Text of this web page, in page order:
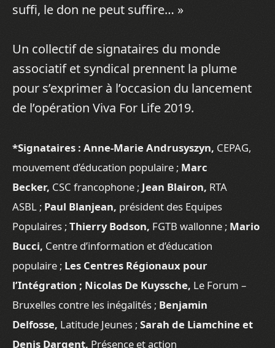
suffi, le don ne peut suffire… »
Un collectif de signataires du monde
associatif et syndical prennent la plume
pour s’exprimer à l’occasion du lancement
de l’opération Viva For Life 2019.
*Signataires : Anne-Marie Andrusyszyn, CEPAG,
mouvement d’éducation populaire ; Marc
Becker, CSC francophone ; Jean Blairon, RTA
ASBL ; Paul Blanjean, président des Equipes
Populaires ;Thierry Bodson, FGTB wallonne ; Mario
Bucci, Centre d’information et d’éducation
populaire ; Les Centres Régionaux pour
l’Intégration ; Nicolas De Kuyssche, Le Forum –
Bruxelles contre les inégalités ; Benjamin
Delfosse, Latitude Jeunes ;Sarah de Liamchine et
Denis Dargent, Présence et action